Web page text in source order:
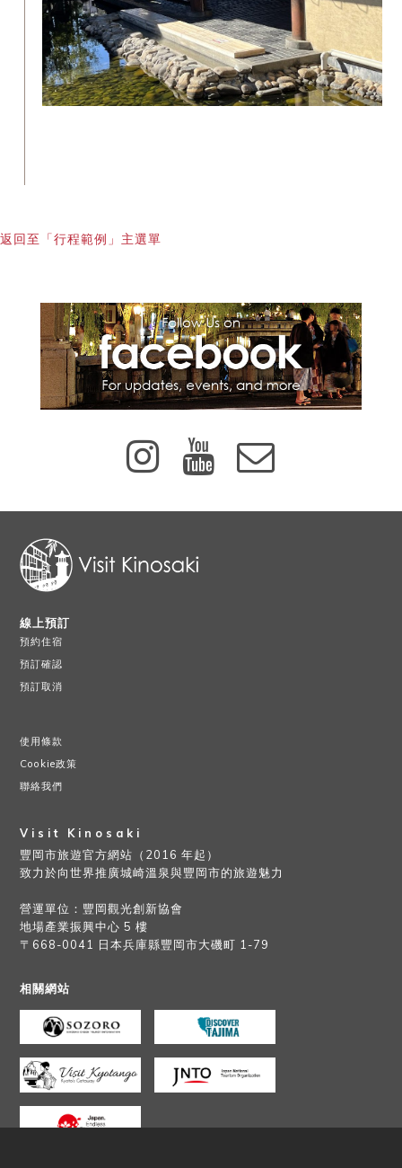
返回至「行程範例」主選單
線上預訂
預約住宿
預訂確認
預訂取消
使用條款
Cookie政策
聯絡我們
Visit Kinosaki
豐岡市旅遊官方網站（2016 年起）
致力於向世界推廣城崎溫泉與豐岡市的旅遊魅力
營運單位：豐岡觀光創新協會
地場產業振興中心 5 樓
〒668-0041 日本兵庫縣豐岡市大磯町 1-79
相關網站